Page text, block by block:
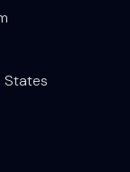
States